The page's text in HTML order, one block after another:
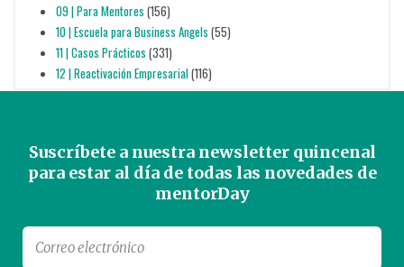
09 | Para Mentores (156)
10 | Escuela para Business Angels (55)
11 | Casos Prácticos (331)
12 | Reactivación Empresarial(116)
Suscríbete a nuestra newsletter quincenal
para estar al día de todas las novedades de
mentorDay